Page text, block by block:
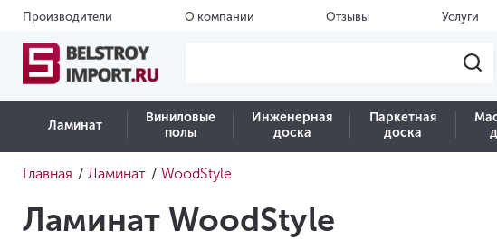
Производители О компании Отзывы Услуги
Ламинат
Виниловые
полы
Инженерная
доска
Паркетная
доска
Главная / Ламинат / WoodStyle
Ламинат WoodStyle